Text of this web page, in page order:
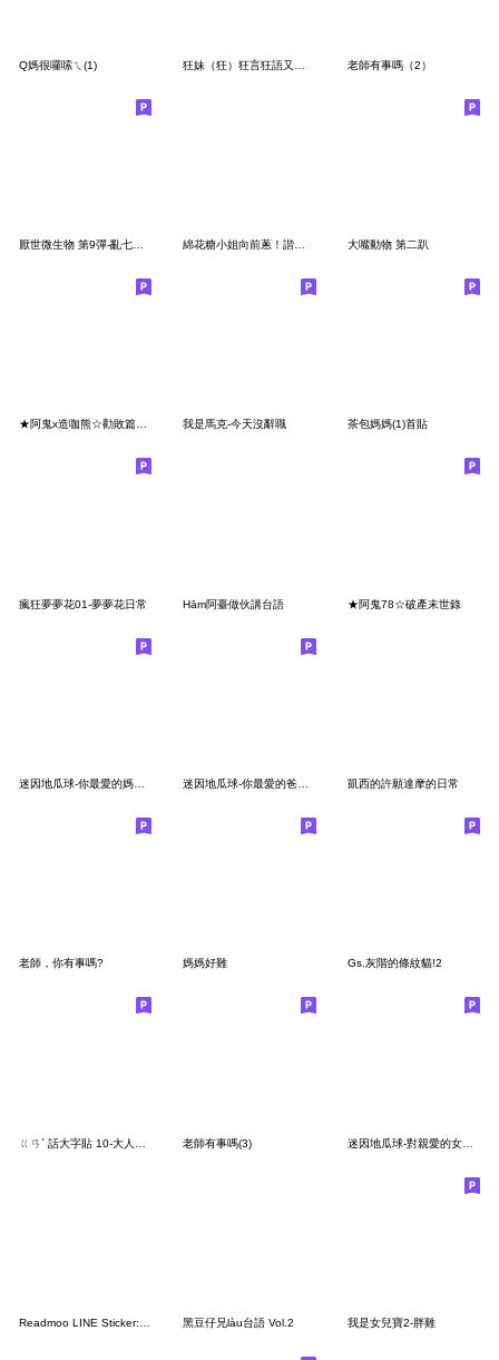
Q媽很囉嗦ㄟ(1) 老師有事嗎（2）
大嘴動物 第二趴
★阿鬼x造咖熊☆勸敗篇★問就是買 我是馬克-今天沒辭職 茶包媽媽(1)首貼
瘋狂夢夢花01-夢夢花日常 Hām阿臺做伙講台語 ★阿鬼78☆破產末世錄
凱西的許願達摩的日常
老師，你有事嗎? 媽媽好難 Gs.灰階的條紋貓!2
老師有事嗎(3) 迷因地瓜球-對親愛的女兒說
黑豆仔兄làu台語 Vol.2 我是女兒寶2-胖雞